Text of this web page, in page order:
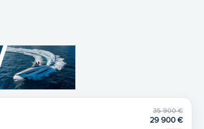
35 900 €
29 900 €